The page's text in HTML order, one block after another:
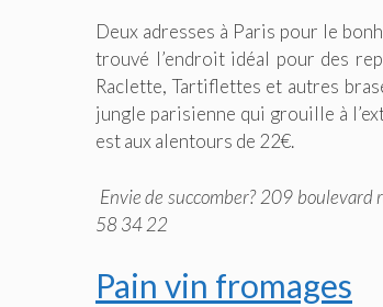
Deux adresses à Paris pour le
trouvé l’endroit idéal pour des
Raclette, Tartiflettes et autres
jungle parisienne qui grouille à
est aux alentours de 22€.
Envie de succomber? 209
58 34 22
Pain vin fromages